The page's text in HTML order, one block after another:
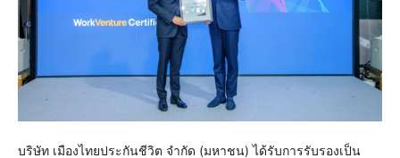
บริษัท เมืองไทยประกันชีวิต จำกัด (มหาชน) ได้รับการรับรองเป็น